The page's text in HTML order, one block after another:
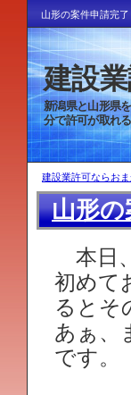
山形の案件申請完了
建設業許可ならお
山形の
本日
初めて
るとそ
あぁ、
です。
建設
新潟県と
分で許可が取れ